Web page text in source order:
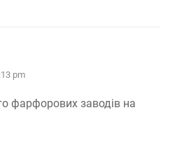
pm
фарфорових заводів на